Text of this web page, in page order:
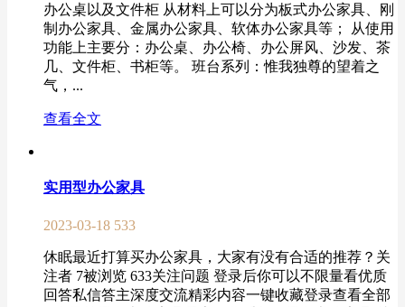
办公桌以及文件柜 从材料上可以分为板式办公家具、刚
制办公家具、金属办公家具、软体办公家具等； 从使用
功能上主要分：办公桌、办公椅、办公屏风、沙发、茶
几、文件柜、书柜等。 班台系列：惟我独尊的望着之
气，...
查看全文
实用型办公家具
2023-03-18 533
休眠最近打算买办公家具，大家有没有合适的推荐？关
注者 7被浏览 633关注问题 登录后你可以不限量看优质
回答私信答主深度交流精彩内容一键收藏登录查看全部